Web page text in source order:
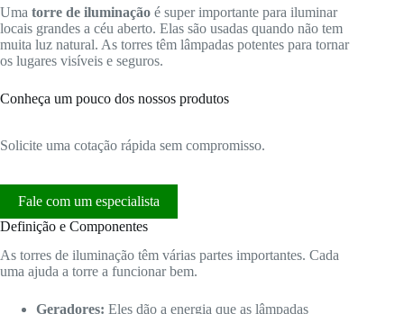
Uma torre de iluminação é super importante para iluminar
locais grandes a céu aberto. Elas são usadas quando não tem
muita luz natural. As torres têm lâmpadas potentes para tornar
os lugares visíveis e seguros.
Conheça um pouco dos nossos produtos
Solicite uma cotação rápida sem compromisso.
Fale com um especialista
Definição e Componentes
As torres de iluminação têm várias partes importantes. Cada
uma ajuda a torre a funcionar bem.
Geradores: Eles dão a energia que as lâmpadas